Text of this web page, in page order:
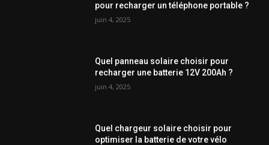
pour recharger un téléphone portable ?
juin 4, 2025
Quel panneau solaire choisir pour
recharger une batterie 12V 200Ah ?
juin 4, 2025
Quel chargeur solaire choisir pour
optimiser la batterie de votre vélo